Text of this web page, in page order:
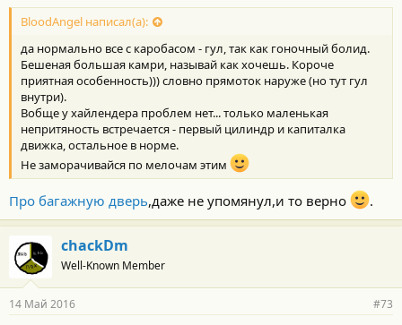
BloodAngel написал(а):
да нормально все с каробасом - гул, так как гоночный болид.
Бешеная большая камри, называй как хочешь. Короче
приятная особенность))) словно прямоток наруже (но тут гул
внутри).
Вобще у хайлендера проблем нет... только маленькая
непритяность встречается - первый цилиндр и капиталка
движка, остальное в норме.
Не заморачивайся по мелочам этим
Про багажную дверь,даже не упомянул,и то верно .
chackDm
Well-Known Member
14 Май 2016 #73